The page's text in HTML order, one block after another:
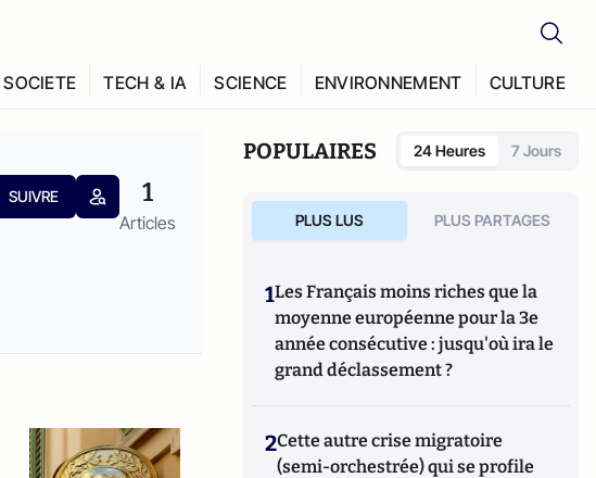
SOCIETE TECH & IA SCIENCE ENVIRONNEMENT CULTURE
SUIVRE 1
Articles
POPULAIRES 24 Heures 7 Jours
PLUS LUS PLUS PARTAGES
1Les Français moins riches que la
moyenne européenne pour la 3e
année consécutive : jusqu'où ira le
grand déclassement ?
2Cette autre crise migratoire
(semi-orchestrée) qui se profile